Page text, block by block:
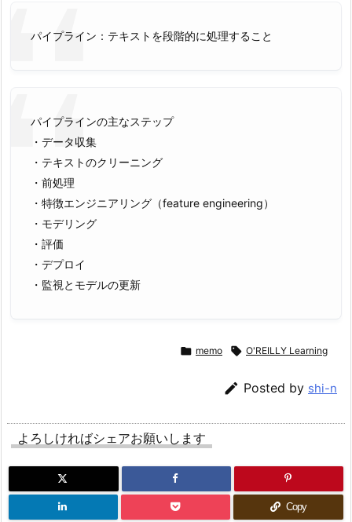
パイプライン：テキストを段階的に処理すること
パイプラインの主なステップ
・データ収集
・テキストのクリーニング
・前処理
・特徴エンジニアリング（feature engineering）
・モデリング
・評価
・デプロイ
・監視とモデルの更新
 memo  O'REILLY Learning
 Posted by shi-n
よろしければシェアお願いします
Copy